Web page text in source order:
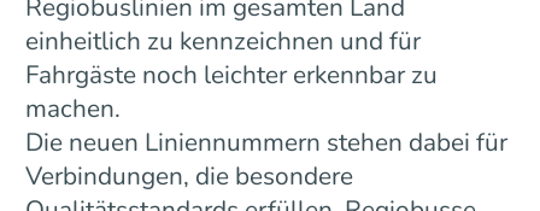
einheitlich zu kennzeichnen und für
Fahrgäste noch leichter erkennbar zu
machen.
Die neuen Liniennummern stehen dabei für
Verbindungen, die besondere